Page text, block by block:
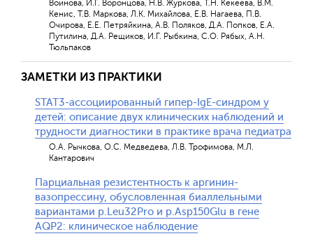
Воинова, И.Г. Воронцова, Н.В. Журкова, Т.Н. Кекеева, В.М.
Кенис, Т.В. Маркова, Л.К. Михайлова, Е.В. Нагаева, П.В.
Очирова, Е.Е. Петряйкина, А.В. Поляков, Д.А. Попков, Е.А.
Путилина, Д.А. Рещиков, И.Г. Рыбкина, С.О. Рябых, А.Н.
Тюльпаков
ЗАМЕТКИ ИЗ ПРАКТИКИ
STAT3-ассоциированный гипер-IgE-синдром у
детей: описание двух клинических наблюдений и
трудности диагностики в практике врача педиатра
О.А. Рычкова, О.С. Медведева, Л.В. Трофимова, М.Л.
Кантарович
Парциальная резистентность к аргинин-
вазопрессину, обусловленная биаллельными
вариантами p.Leu32Pro и p.Asp150Glu в гене
AQP2: клиническое наблюдение